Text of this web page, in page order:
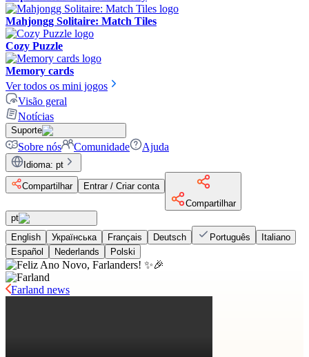
Mahjongg Solitaire: Match Tiles
Cozy Puzzle
Memory cards
Ver todos os mini jogos
Visão geral
Notícias
Suporte
Sobre nós Comunidade Ajuda
Idioma: pt
Compartilhar
Entrar / Criar conta
Compartilhar
pt
English
Українська Français Deutsch Português
Italiano
Español
Nederlands Polski
Farland news